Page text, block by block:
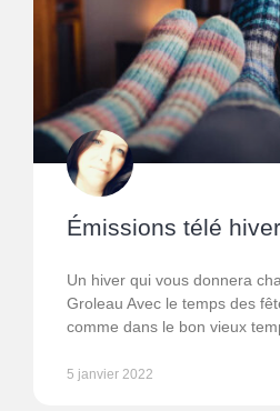
Émissions télé
Un hiver qui vous donnera
Groleau Avec le temps des
comme dans le bon vieux
5 janvier 2022